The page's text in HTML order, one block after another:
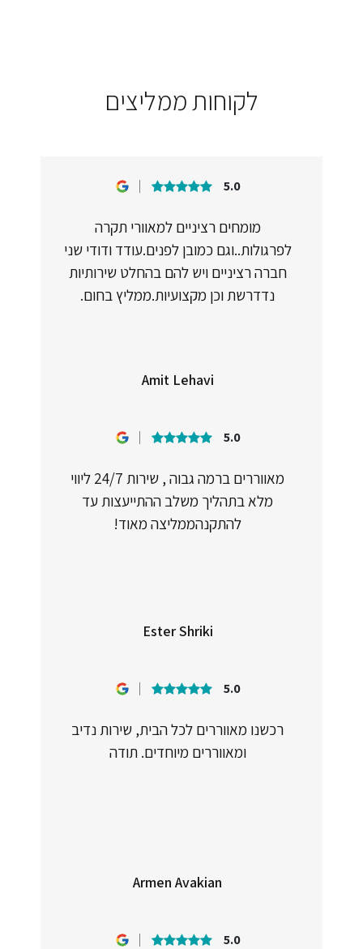
לקוחות ממליצים
5.0
מומחים רציניים למאוורי תקרה
לפרגולות..וגם כמובן לפנים.עודד ודודי שני
חברה רציניים ויש להם בהחלט שירותיות
נדדרשת וכן מקצועיות.ממליץ בחום.
Amit Lehavi
5.0
מאווררים ברמה גבוה , שירות 24/7 ליווי
מלא בתהליך משלב ההתייעצות עד
להתקנהממליצה מאוד!
Ester Shriki
5.0
רכשנו מאווררים לכל הבית, שירות נדיב
ומאווררים מיוחדים. תודה
Armen Avakian
5.0